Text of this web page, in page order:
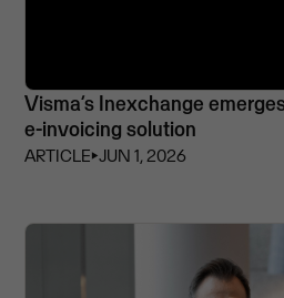
Visma’s Inexchange
e-invoicing solution
ARTICLE⏵JUN 1, 2026